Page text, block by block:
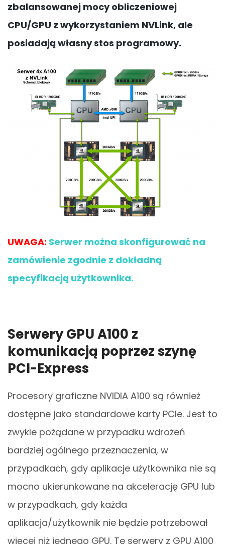
zbalansowanej mocy obliczeniowej
CPU/GPU z wykorzystaniem NVLink, ale
posiadają własny stos programowy.
UWAGA: Serwer można skonfigurować na
zamówienie zgodnie z dokładną
specyfikacją użytkownika.
Serwery GPU A100 z
komunikacją poprzez szynę
PCI-Express
Procesory graficzne NVIDIA A100 są również
dostępne jako standardowe karty PCIe. Jest to
zwykle pożądane w przypadku wdrożeń
bardziej ogólnego przeznaczenia, w
przypadkach, gdy aplikacje użytkownika nie są
mocno ukierunkowane na akcelerację GPU lub
w przypadkach, gdy każda
aplikacja/użytkownik nie będzie potrzebował
więcej niż jednego GPU. Te serwery z GPU A100